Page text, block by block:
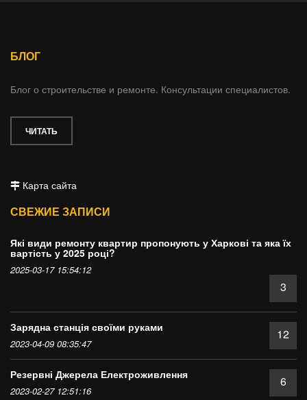
БЛОГ
Блог о строительстве и ремонте. Консультации специалистов.
ЧИТАТЬ
Карта сайта
СВЕЖИЕ ЗАПИСИ
Які види ремонту квартир пропонують у Харкові та яка їх
вартість у 2025 році?
2025-03-17 15:54:12
3
Зарядна станція своїми руками
2023-04-09 08:35:47
12
Резервні Джерела Електроживлення
2023-02-27 12:51:16
6